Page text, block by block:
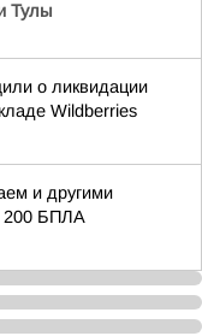
Тулы
о ликвидации
Wildberries
и другими
200 БПЛА